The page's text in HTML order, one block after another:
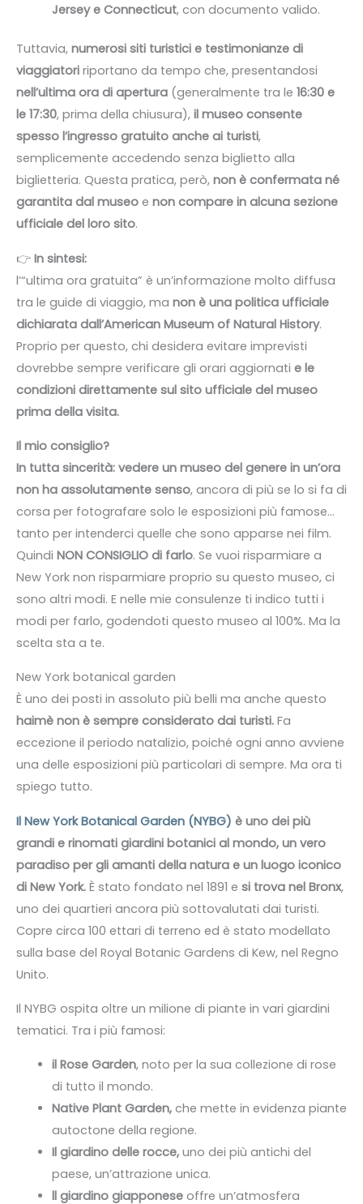
Jersey e Connecticut, con documento valido.
Tuttavia, numerosi siti turistici e testimonianze di
viaggiatori riportano da tempo che, presentandosi
nell’ultima ora di apertura (generalmente tra le 16:30 e
le 17:30, prima della chiusura), il museo consente
spesso l’ingresso gratuito anche ai turisti,
semplicemente accedendo senza biglietto alla
biglietteria. Questa pratica, però, non è confermata né
garantita dal museo e non compare in alcuna sezione
ufficiale del loro sito.
👉 In sintesi:
l’“ultima ora gratuita” è un’informazione molto diffusa
tra le guide di viaggio, ma non è una politica ufficiale
dichiarata dall’American Museum of Natural History.
Proprio per questo, chi desidera evitare imprevisti
dovrebbe sempre verificare gli orari aggiornati e le
condizioni direttamente sul sito ufficiale del museo
prima della visita.
Il mio consiglio?
In tutta sincerità: vedere un museo del genere in un’ora
non ha assolutamente senso, ancora di più se lo si fa di
corsa per fotografare solo le esposizioni più famose…
tanto per intenderci quelle che sono apparse nei film.
Quindi NON CONSIGLIO di farlo. Se vuoi risparmiare a
New York non risparmiare proprio su questo museo, ci
sono altri modi. E nelle mie consulenze ti indico tutti i
modi per farlo, godendoti questo museo al 100%. Ma la
scelta sta a te.
New York botanical garden
È uno dei posti in assoluto più belli ma anche questo
haimè non è sempre considerato dai turisti. Fa
eccezione il periodo natalizio, poiché ogni anno avviene
una delle esposizioni più particolari di sempre. Ma ora ti
spiego tutto.
Il New York Botanical Garden (NYBG) è uno dei più
grandi e rinomati giardini botanici al mondo, un vero
paradiso per gli amanti della natura e un luogo iconico
di New York. È stato fondato nel 1891 e si trova nel Bronx,
uno dei quartieri ancora più sottovalutati dai turisti.
Copre circa 100 ettari di terreno ed è stato modellato
sulla base del Royal Botanic Gardens di Kew, nel Regno
Unito.
Il NYBG ospita oltre un milione di piante in vari giardini
tematici. Tra i più famosi:
il Rose Garden, noto per la sua collezione di rose
di tutto il mondo.
Native Plant Garden,che mette in evidenza piante
autoctone della regione.
Il giardino delle rocce,uno dei più antichi del
paese, un’attrazione unica.
ll giardino giapponeseoffre un’atmosfera